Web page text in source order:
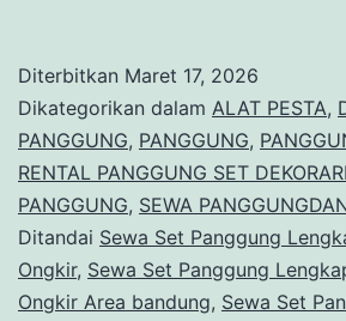
Lengkap
Dekorasi
Free
Ongkir
Area
Jakarta
Diterbitkan Maret 17, 2026
Dikategorikan dalam ALAT PESTA,
PANGGUNG, PANGGUNG,
RENTAL PANGGUNG SET DEKORARI
PANGGUNG, SEWA
Ditandai Sewa Set Panggung
Ongkir, Sewa Set Panggung
Ongkir Area bandung, Sewa Set